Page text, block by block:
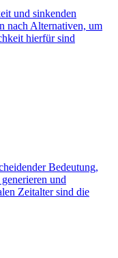
und sinkenden
nach Alternativen, um
hierfür sind
Bedeutung,
und
Zeitalter sind die